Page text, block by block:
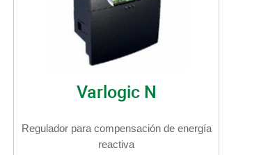
Varlogic N
Regulador para compensación de energía
reactiva